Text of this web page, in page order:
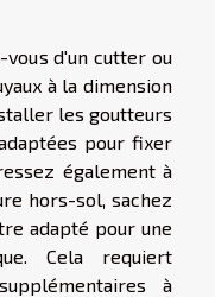
vous d'un cutter ou
à la dimension
les goutteurs
pour fixer
également à
hors-sol, sachez
adapté pour une
Cela requiert
à